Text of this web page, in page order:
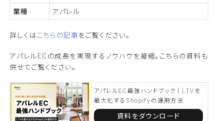
業種
アパレル
詳しくはこちらの記事をご覧ください。
アパレルECの成長を実現するノウハウを凝縮。こちらの資料も
併せてご覧ください。
アパレルEC最強ハンドブック｜LTVを
最大化するShopifyの運用方法
資料をダウンロード